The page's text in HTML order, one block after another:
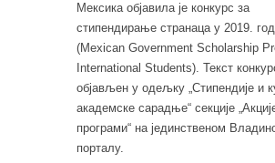
Мексика објавила је конкурс за
стипендирање странаца у 2019.
(Mexican Government Scholarship
International Students). Текст
објављен у одељку „Стипендије и
академске сарадње“ секције
програми“ на јединственом
порталу.